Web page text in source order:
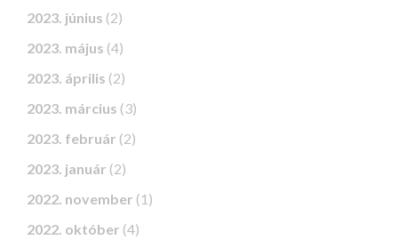
2023. június (2)
2023. május (4)
2023. április (2)
2023. március (3)
2023. február (2)
2023. január (2)
2022. november (1)
2022. október (4)